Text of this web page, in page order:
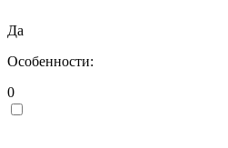
Да
Особенности:
0